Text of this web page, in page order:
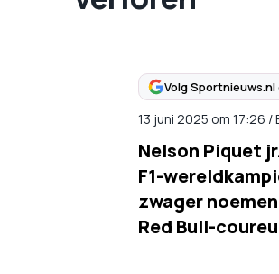
Volg
13 juni 2025 om 17:26 /
Nelson Piquet
F1-
zwager
Red Bull-